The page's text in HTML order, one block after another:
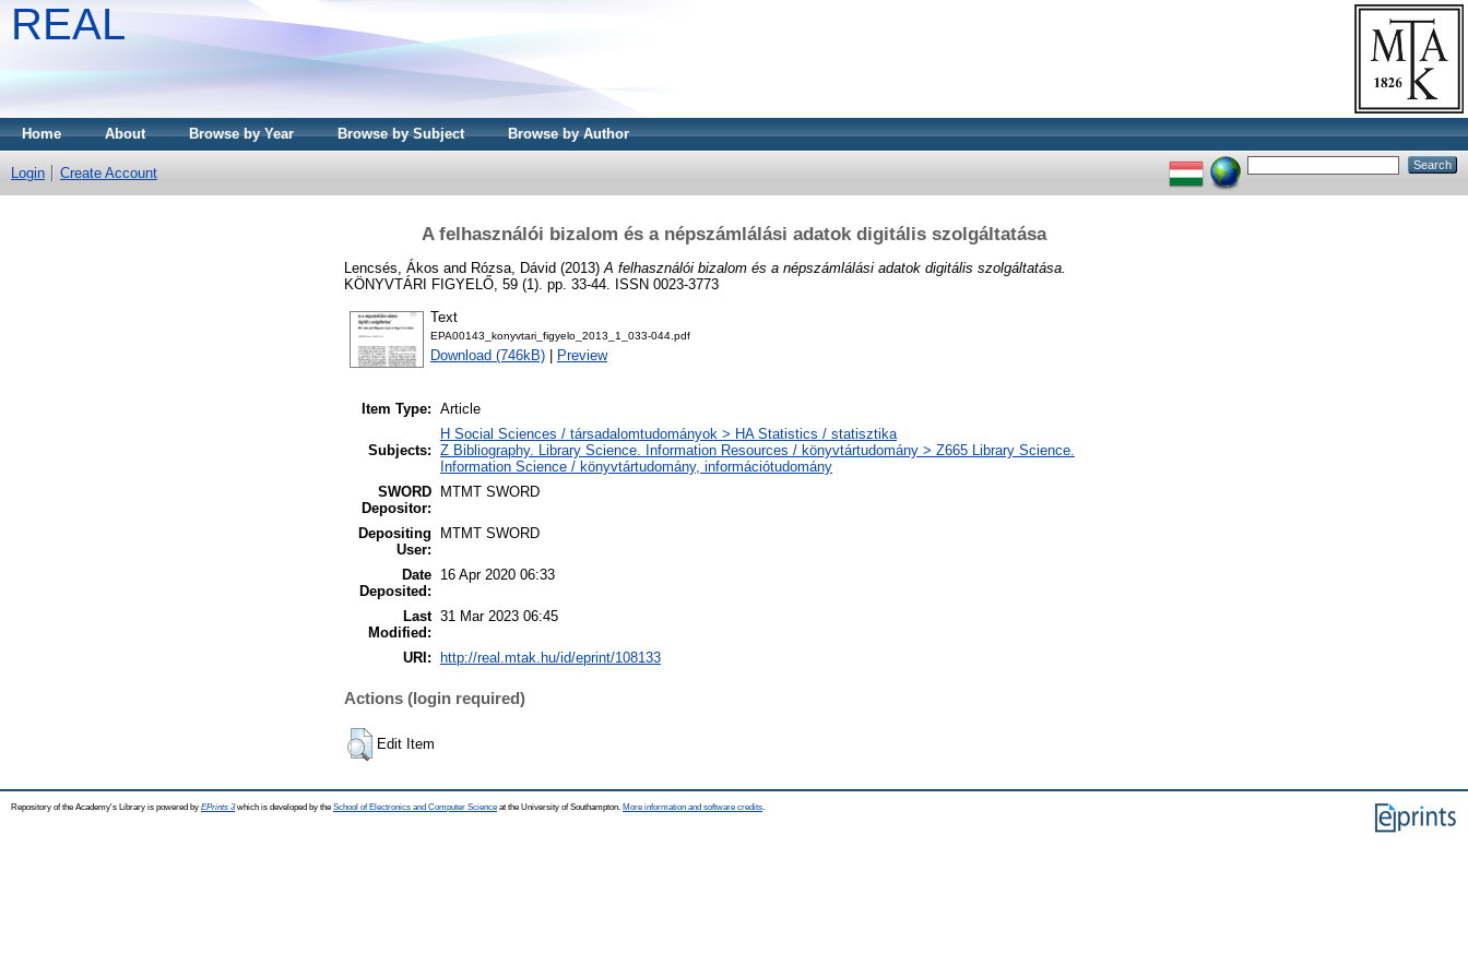
REAL
Home About Browse by Year Browse by Subject Browse by Author
Login Create Account
A felhasználói bizalom és a népszámlálási adatok digitális szolgáltatása
Lencsés, Ákos and Rózsa, Dávid (2013) A felhasználói bizalom és a népszámlálási adatok digitális szolgáltatása.
KÖNYVTÁRI FIGYELŐ, 59 (1). pp. 33-44. ISSN 0023-3773
Text
EPA00143_konyvtari_figyelo_2013_1_033-044.pdf
Download (746kB) Preview
Item Type: Article
Subjects:
H Social Sciences / társadalomtudományok > HA Statistics / statisztika
Z Bibliography. Library Science. Information Resources / könyvtártudomány > Z665 Library Science.
Information Science / könyvtártudomány, információtudomány
SWORD
Depositor:
MTMT SWORD
Depositing
User:
MTMT SWORD
Date
Deposited:
16 Apr 2020 06:33
Last
Modified:
31 Mar 2023 06:45
URI: http://real.mtak.hu/id/eprint/108133
Actions (login required)
Edit Item
Repository of the Academy's Library is powered by EPrints 3which is developed by the School of Electronics and Computer Science at the University of Southampton. More information and software credits